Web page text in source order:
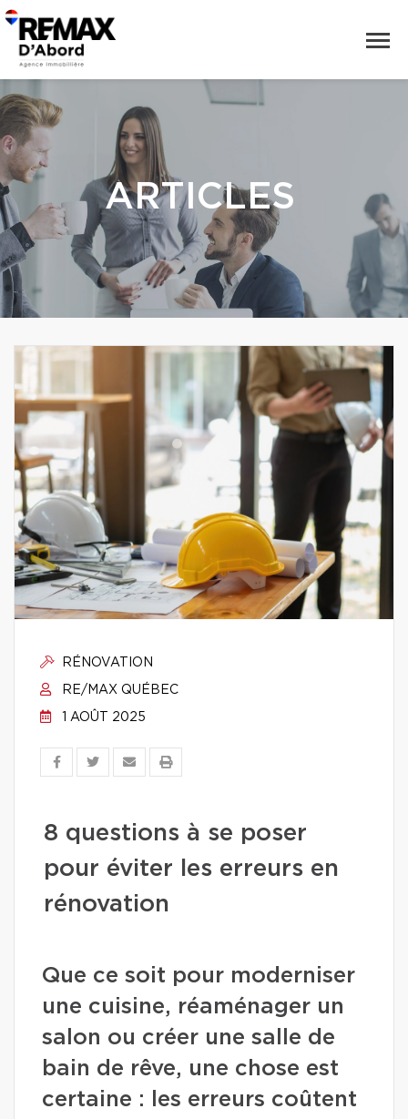
ARTICLES
RÉNOVATION
RE/MAX QUÉBEC
1 AOÛT 2025
8 questions à se poser
pour éviter les erreurs en
rénovation
Que ce soit pour moderniser
une cuisine, réaménager un
salon ou créer une salle de
bain de rêve, une chose est
certaine : les erreurs coûtent